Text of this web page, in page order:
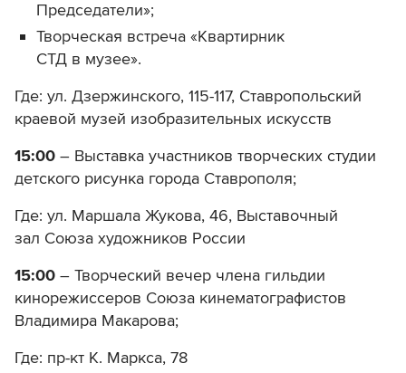
Председатели»;
Творческая встреча «Квартирник
СТД в музее».
Где: ул. Дзержинского, 115-117, Ставропольский
краевой музей изобразительных искусств
15:00 – Выставка участников творческих студии
детского рисунка города Ставрополя;
Где: ул. Маршала Жукова, 46, Выставочный
зал Союза художников России
15:00 – Творческий вечер члена гильдии
кинорежиссеров Союза кинематографистов
Владимира Макарова;
Где: пр-кт К. Маркса, 78